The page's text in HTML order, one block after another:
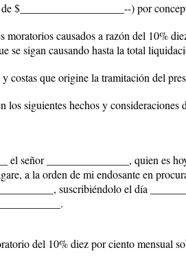
$___________________--) por
moratorios causados a razón del 10%
se sigan causando hasta la total
costas que origine la tramitación del
los siguientes hechos y consideraciones
el señor _______________, quien es
a la orden de mi endosante en
suscribiéndolo el día
del 10% diez por ciento mensual